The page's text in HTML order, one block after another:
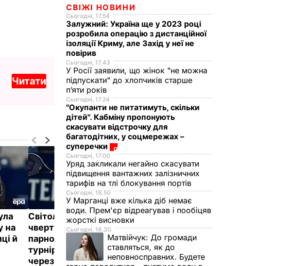
Читати
на
й
Світоліна знялася із
чвертьфіналу
парного розряду
турніру в Мексиці
через травму
СВІЖІ НОВИНИ
Сьогодні, 17.54
Залужний: Україна ще у 2023 році
розробила операцію з дистанційної
ізоляції Криму, але Захід у неї не
повірив
Сьогодні, 17.43
У Росії заявили, що жінок "не можна
підпускати" до хлопчиків старше
п’яти років
Сьогодні, 17.24
"Окупанти не питатимуть, скільки
дітей". Кабміну пропонують
скасувати відстрочку для
багатодітних, у соцмережах –
суперечки
Сьогодні, 17.00
Уряд закликали негайно скасувати
підвищення вантажних залізничних
тарифів на тлі блокування портів
Сьогодні, 16.50
У Марганці вже кілька діб немає
води. Прем'єр відреагував і пообіцяв
жорсткі висновки
Сьогодні, 16.30
Матвійчук: До громади
ставляться, як до
неповносправних. Будете